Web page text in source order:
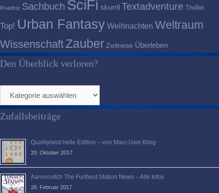
Roadtrip Sachbuch SciFi skurril Textadventure Thriller
Top! Urban Fantasy Weihnachten Weltraum
Wissenschaft Zauber Zeitreise Überleben
Den Überblick verloren?
Überblick
verloren?
Zufallsbeiträge
Qualityland helle Edition – von Marc-Uwe Kling
20. Oktober 2017
Aaronovitch The Furthest Station News – Alle Infos
28. Februar 2017